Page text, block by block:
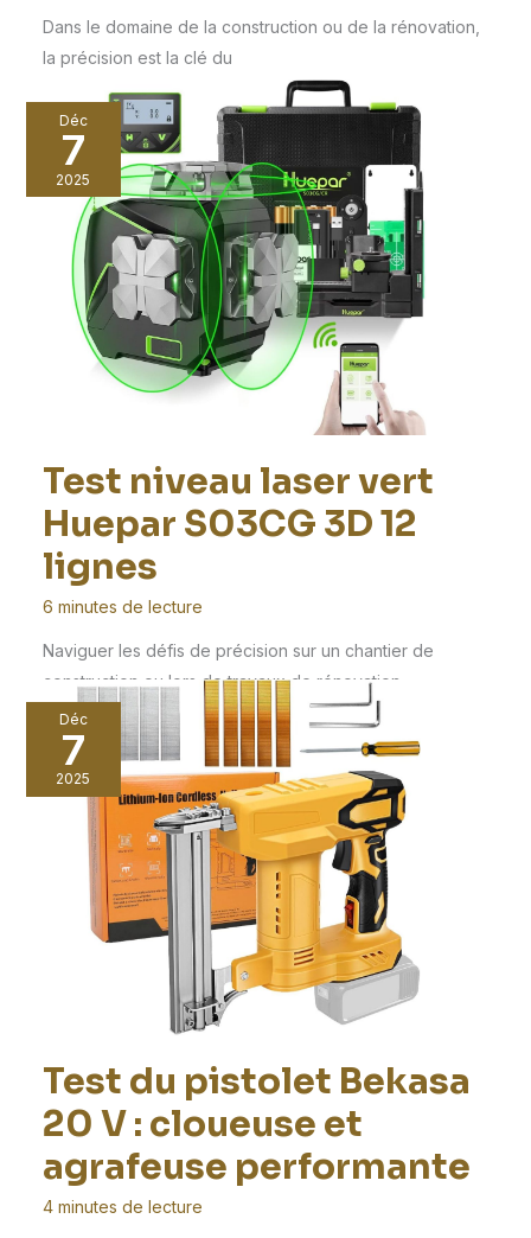
Dans le domaine de la construction ou de la rénovation,
la précision est la clé du
Déc
7
2025
Test niveau laser vert
Huepar S03CG 3D 12
lignes
6 minutes de lecture
Naviguer les défis de précision sur un chantier de
construction ou lors de travaux de rénovation
Déc
7
2025
Test du pistolet Bekasa
20 V : cloueuse et
agrafeuse performante
4 minutes de lecture